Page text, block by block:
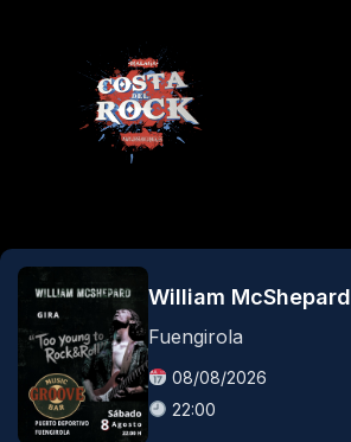
al
contenido
William McShepard
Fuengirola
08/08/2026
22:00